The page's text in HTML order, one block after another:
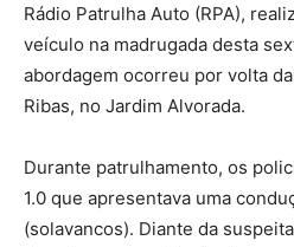
Rádio Patrulha Auto (RPA),
veículo na madrugada desta
abordagem ocorreu por volta
Ribas, no Jardim Alvorada.
Durante patrulhamento, os
1.0 que apresentava uma
(solavancos). Diante da